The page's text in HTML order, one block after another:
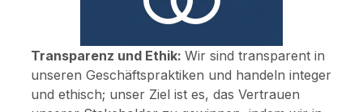
Transparenz und Ethik: Wir sind transparent in
unseren Geschäftspraktiken und handeln integer
und ethisch; unser Ziel ist es, das Vertrauen